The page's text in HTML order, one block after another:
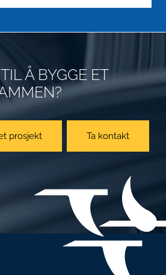
Å BYGGE ET
prosjekt Ta kontakt